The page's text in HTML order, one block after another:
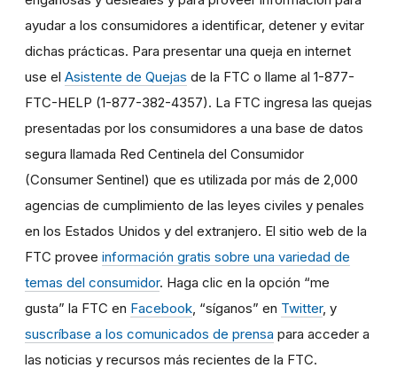
ayudar a los consumidores a identificar, detener y evitar
dichas prácticas. Para presentar una queja en internet
use el Asistente de Quejas de la FTC o llame al 1-877-
FTC-HELP (1-877-382-4357). La FTC ingresa las quejas
presentadas por los consumidores a una base de datos
segura llamada Red Centinela del Consumidor
(Consumer Sentinel) que es utilizada por más de 2,000
agencias de cumplimiento de las leyes civiles y penales
en los Estados Unidos y del extranjero. El sitio web de la
FTC provee información gratis sobre una variedad de
temas del consumidor. Haga clic en la opción “me
gusta” la FTC en Facebook , “síganos” en Twitter, y
suscríbase a los comunicados de prensa para acceder a
las noticias y recursos más recientes de la FTC.